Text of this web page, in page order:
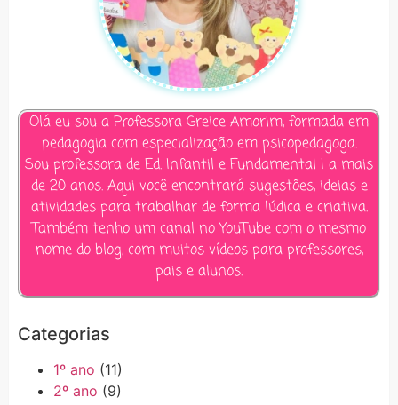
Olá eu sou a Professora Greice Amorim, formada em
pedagogia com especialização em psicopedagoga.
Sou professora de Ed. Infantil e Fundamental I a mais
de 20 anos. Aqui você encontrará sugestões, ideias e
atividades para trabalhar de forma lúdica e criativa.
Também tenho um canal no YouTube com o mesmo
nome do blog, com muitos vídeos para professores,
pais e alunos.
Categorias
1º ano (11)
2º ano (9)